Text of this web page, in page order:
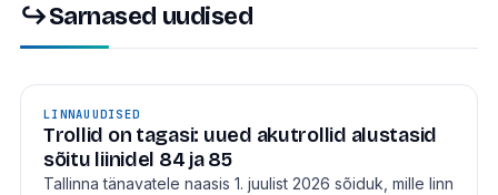
↪Sarnased uudised
LINNAUUDISED
Trollid on tagasi: uued akutrollid alustasid
sõitu liinidel 84 ja 85
Tallinna tänavatele naasis 1. juulist 2026 sõiduk, mille linn